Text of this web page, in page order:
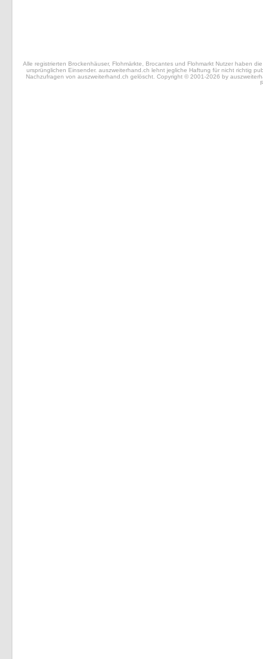
Alle registrierten Brockenhäuser, Flohmärkte, Brocantes und Flohmarkt Nutzer haben
ursprünglichen Einsender. auszweiterhand.ch lehnt jegliche Haftung für nicht richtig
Nachzufragen von auszweiterhand.ch gelöscht. Copyright © 2001-2026 by